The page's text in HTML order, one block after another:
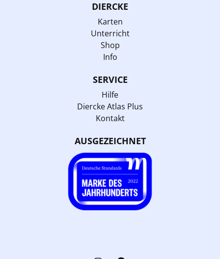
DIERCKE
Karten
Unterricht
Shop
Info
SERVICE
Hilfe
Diercke Atlas Plus
Kontakt
AUSGEZEICHNET